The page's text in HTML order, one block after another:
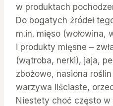
w produktach
Do bogatych źródeł
m.in. mięso (wołowina,
i produkty mięsne –
(wątroba, nerki), jaja,
zbożowe, nasiona
warzywa liściaste,
Niestety choć często